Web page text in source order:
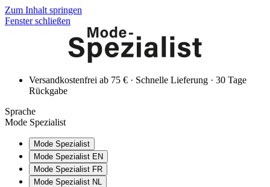
Zum Inhalt springen
Fenster schließen
Versandkostenfrei ab 75 € · Schnelle Lieferung · 30 Tage
Rückgabe
Sprache
Mode Spezialist
Mode Spezialist
Mode Spezialist EN
Mode Spezialist FR
Mode Spezialist NL